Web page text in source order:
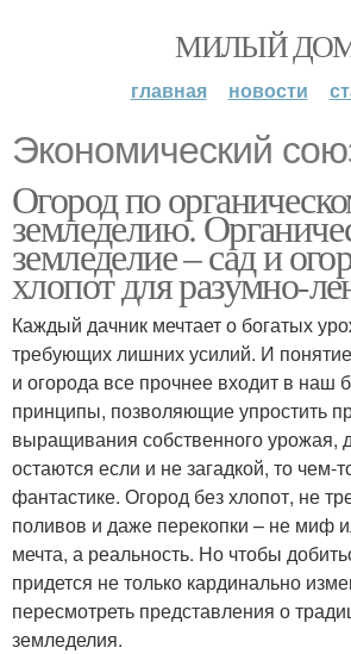
МИЛЫЙ
главная новости
Экономический
Огород по
земледелию.
земледелие – сад и
хлопот для разумно-
Каждый дачник мечтает о богатых
требующих лишних усилий. И
и огорода все прочнее входит в наш
принципы, позволяющие упростить
выращивания собственного урожая,
остаются если и не загадкой, то чем-
фантастике. Огород без хлопот, не
поливов и даже перекопки – не миф
мечта, а реальность. Но чтобы
придется не только кардинально
пересмотреть представления о
земледелия.